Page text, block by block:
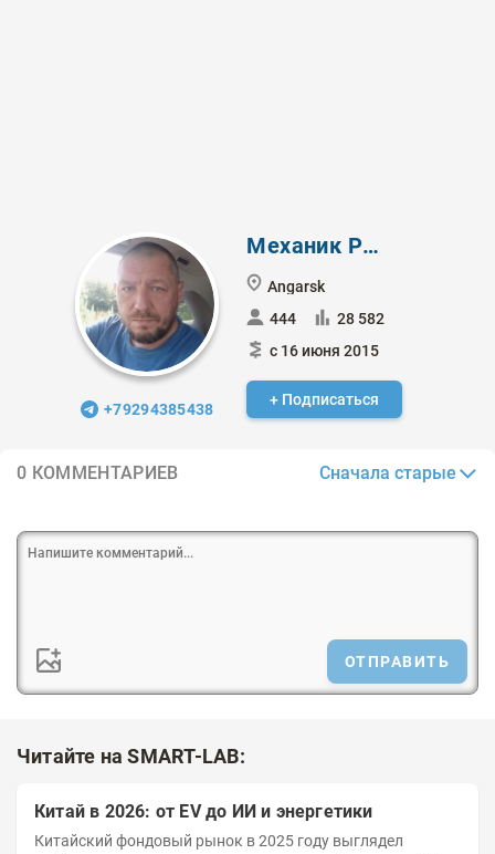
+79294385438
Механик Рынка
Angarsk
444
28 582
с 16 июня 2015
+ Подписаться
0 КОММЕНТАРИЕВ Сначала старые
ОТПРАВИТЬ
Читайте на SMART-LAB:
Китай в 2026: от EV до ИИ и энергетики
Китайский фондовый рынок в 2025 году выглядел